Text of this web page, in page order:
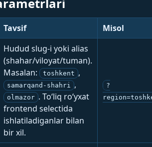
Tavsif Misol
Hudud slug-i yoki alias
(shahar/viloyat/tuman).
Masalan:
toshkent ,
samarqand-shahri ,
olmazor . To‘liq ro‘yxat
frontend selectida
ishlatiladiganlar bilan
bir xil.
?